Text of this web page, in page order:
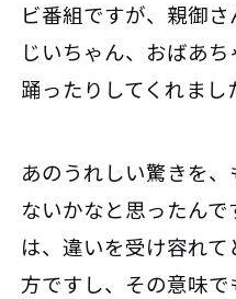
ビ番組ですが、親御
じいちゃん、おばあ
踊ったりしてくれまし
あのうれしい驚きを
ないかなと思ったん
は、違いを受け容れ
方ですし、その意味